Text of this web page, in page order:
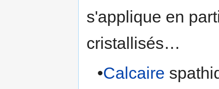
s'applique en
cristallisés…
•Calcaire